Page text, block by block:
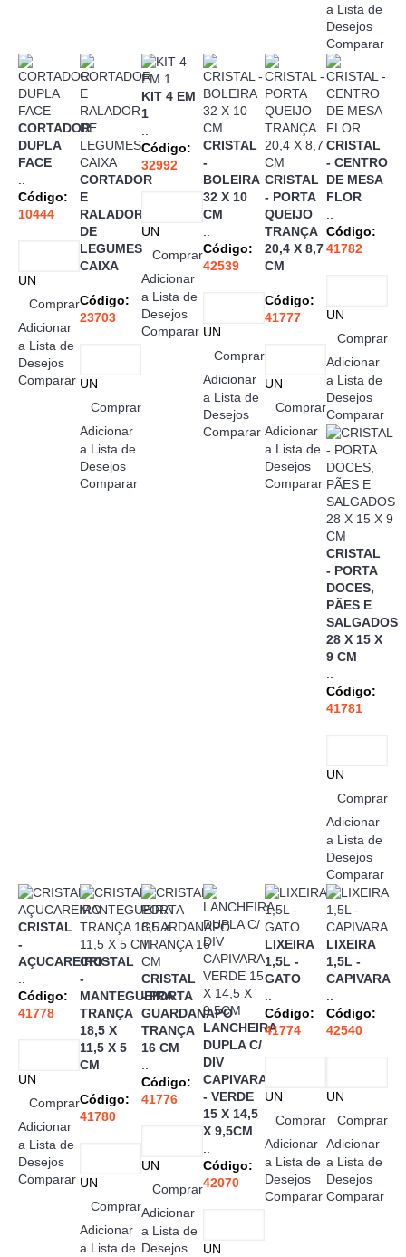
a Lista de
Desejos
Comparar
CORTADOR
DUPLA
FACE
Código:
10444
UN
Comprar
Adicionar
a Lista de
Desejos
Comparar
CORTADOR
E
RALADOR
DE
LEGUMES
CAIXA
Código:
23703
UN
Comprar
Adicionar
a Lista de
Desejos
Comparar
KIT 4 EM
1
Código:
32992
UN
Comprar
Adicionar
a Lista de
Desejos
Comparar
CRISTAL
-
BOLEIRA
32 X 10
CM
Código:
42539
UN
Comprar
Adicionar
a Lista de
Desejos
Comparar
CRISTAL
- PORTA
QUEIJO
TRANÇA
20,4 X 8,7
CM
Código:
41777
UN
Comprar
Adicionar
a Lista de
Desejos
Comparar
CRISTAL
- CENTRO
DE MESA
FLOR
Código:
41782
UN
Comprar
Adicionar
a Lista de
Desejos
Comparar
CRISTAL
- PORTA
DOCES,
PÃES E
SALGADOS
28 X 15 X
9 CM
Código:
41781
UN
Comprar
Adicionar
a Lista de
Desejos
Comparar
CRISTAL
-
AÇUCAREIRO
Código:
41778
UN
Comprar
Adicionar
a Lista de
Desejos
Comparar
CRISTAL
-
MANTEGUEIRA
TRANÇA
18,5 X
11,5 X 5
CM
Código:
41780
UN
Comprar
Adicionar
a Lista de
CRISTAL
- PORTA
GUARDANAPO
TRANÇA
16 CM
Código:
41776
UN
Comprar
Adicionar
a Lista de
Desejos
LANCHEIRA
DUPLA C/
DIV
CAPIVARA
- VERDE
15 X 14,5
X 9,5CM
Código:
42070
UN
LIXEIRA
1,5L -
GATO
Código:
41774
UN
Comprar
Adicionar
a Lista de
Desejos
Comparar
LIXEIRA
1,5L -
CAPIVARA
Código:
42540
UN
Comprar
Adicionar
a Lista de
Desejos
Comparar